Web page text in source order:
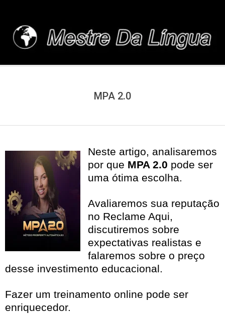
content
MPA 2.0
Neste artigo, analisaremos
por que MPA 2.0 pode ser
uma ótima escolha.
Avaliaremos sua reputação
no Reclame Aqui,
discutiremos sobre
expectativas realistas e
falaremos sobre o preço
desse investimento educacional.
Fazer um treinamento online pode ser
enriquecedor.